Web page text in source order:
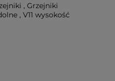
, Grzejniki
, V11 wysokość